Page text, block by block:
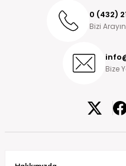
0 (432)
Bizi Arayın
Bize